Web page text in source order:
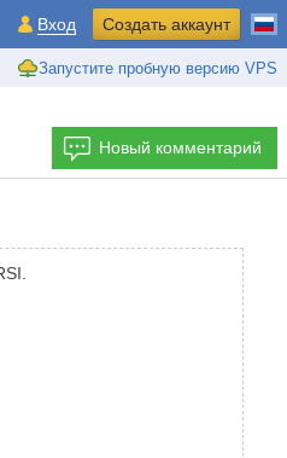
Запустите пробную версию VPS
Вход Создать аккаунт
Новый комментарий